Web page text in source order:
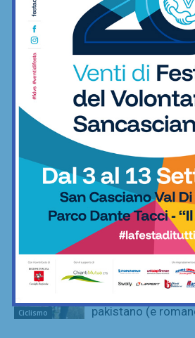
Ciclismo
L’Eroica 2026: il 3
Gaiole in Chianti
strade bianche più
Ciclismo
Eroica Montalcino:
ha registrato la più
straniera degli
Chianti Classic, il 2
Castelnuovo
cicloturistica tra le
“Sterro Appalla”,
nel cuore del
Ciclismo
Le storie di chi
Eroica Montalcino:
pakistano (e